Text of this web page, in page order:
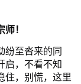
！
纷至沓来的同
启，不看不知
住，别慌，这里